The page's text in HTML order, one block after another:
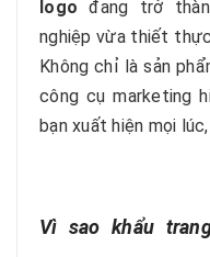
logo đang trở
nghiệp vừa thiết
Không chỉ là sản
công cụ marketing
bạn xuất hiện mọi
Vì sao khẩu